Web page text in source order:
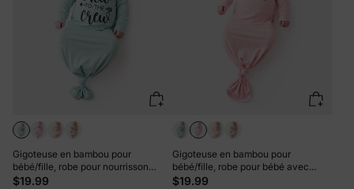
Gigoteuse en bambou pour
bébé/fille, robe pour nourrisson
avec bandeau, vert clair
$19.99
Gigoteuse en bambou pour
bébé/fille, robe pour bébé avec
bandeau, rose
$19.99